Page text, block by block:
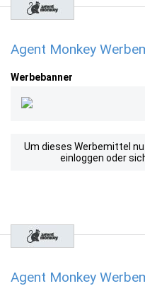
Agent Monkey
Werbebanner
Um dieses Werbemittel
einloggen oder
Agent Monkey